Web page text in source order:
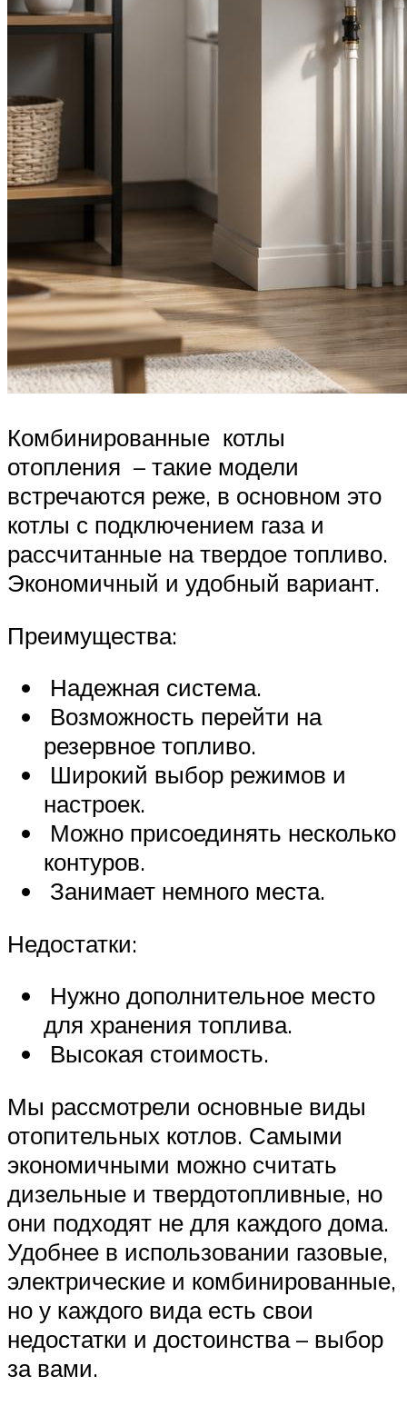
Комбинированные котлы
отопления – такие модели
встречаются реже, в основном это
котлы с подключением газа и
рассчитанные на твердое топливо.
Экономичный и удобный вариант.
Преимущества:
Надежная система.
Возможность перейти на
резервное топливо.
Широкий выбор режимов и
настроек.
Можно присоединять несколько
контуров.
Занимает немного места.
Недостатки:
Нужно дополнительное место
для хранения топлива.
Высокая стоимость.
Мы рассмотрели основные виды
отопительных котлов. Самыми
экономичными можно считать
дизельные и твердотопливные, но
они подходят не для каждого дома.
Удобнее в использовании газовые,
электрические и комбинированные,
но у каждого вида есть свои
недостатки и достоинства – выбор
за вами.